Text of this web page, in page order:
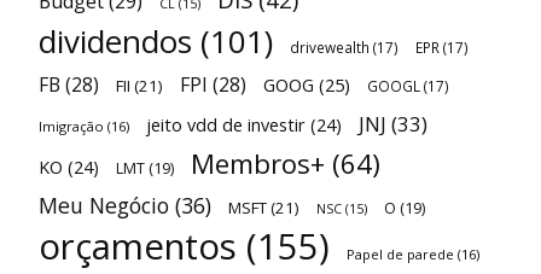
CL (15)
dividendos (101) drivewealth (17) EPR(17)
FB (28) FII (21) FPI (28) GOOG (25) GOOGL(17)
Imigração (16) jeito vdd de investir (24) JNJ (33)
KO (24) LMT (19) Membros+ (64)
Meu Negócio (36) MSFT(21) NSC (15) O (19)
orçamentos (155) Papel de parede (16)